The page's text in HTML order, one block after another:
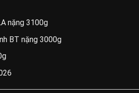
nặng 3100g
BT nặng 3000g